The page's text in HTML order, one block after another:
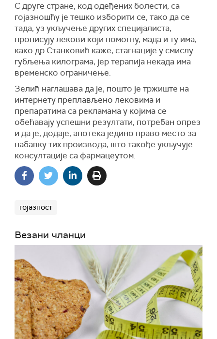
С друге стране, код одеђених болести, са
гојазношћу је тешко изборити се, тако да се
тада, уз укључење других специјалиста,
прописују лекови који помогну, мада и ту има,
како др Станковић каже, стагнације у смислу
губљења килограма, јер терапија некада има
временско ограничење.
Зелић наглашава да је, пошто је тржиште на
интернету преплављено лековима и
препаратима са рекламама у којима се
обећавају успешни резултати, потребан опрез
и да је, додаје, апотека једино право место за
набавку тих производа, што такође укључује
консултације са фармацеутом.
гојазност
Везани чланци